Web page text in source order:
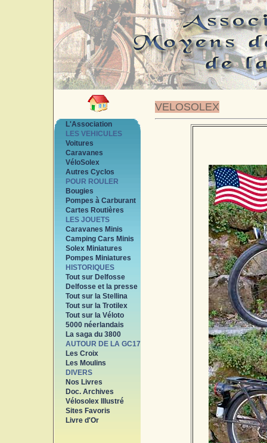
VELOSOLEX
L'Association
LES VEHICULES
Voitures
Caravanes
VéloSolex
Autres Cyclos
POUR ROULER
Bougies
Pompes à Carburant
Cartes Routières
LES JOUETS
Caravanes Minis
Camping Cars Minis
Solex Miniatures
Pompes Miniatures
HISTORIQUES
Tout sur Delfosse
Delfosse et la presse
Tout sur la Stellina
Tout sur la Trotilex
Tout sur la Véloto
5000 néerlandais
La saga du 3800
AUTOUR DE LA GC17
Les Croix
Les Moulins
DIVERS
Nos Livres
Doc. Archives
Vélosolex Illustré
Sites Favoris
Livre d'Or